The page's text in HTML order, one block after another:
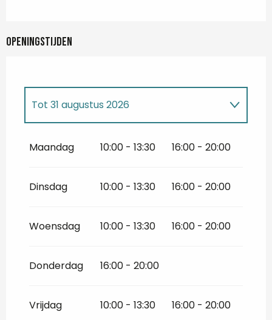
Openingstijden
14 mei 2026tot30 juni 2026
Tot 31 augustus 2026
december 2026
Maandag 10:00 - 13:30 16:00 - 20:00
Dinsdag 10:00 - 13:30 16:00 - 20:00
Woensdag 10:00 - 13:30 16:00 - 20:00
Donderdag 16:00 - 20:00
Vrijdag 10:00 - 13:30 16:00 - 20:00